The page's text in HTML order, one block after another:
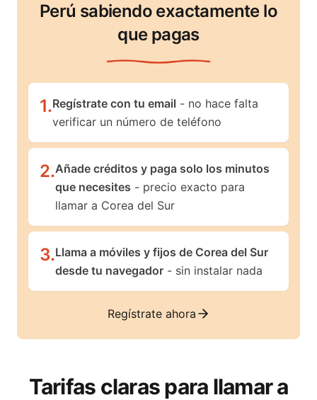
Perú sabiendo exactamente lo
que pagas
1.Regístrate con tu email - no hace falta
verificar un número de teléfono
2.Añade créditos y paga solo los minutos
que necesites - precio exacto para
llamar a Corea del Sur
3.Llama a móviles y fijos de Corea del Sur
desde tu navegador - sin instalar nada
Regístrate ahora
Tarifas claras para llamar a